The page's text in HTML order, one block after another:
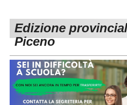
1^ CATEGORIA
3^ CATEGORIA
GIOVANILI
Edizione
Piceno